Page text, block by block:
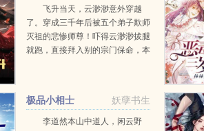
内卷飞升
飞升当天，云渺渺意外穿越
了。穿成三千年后被五个弟子欺师
灭祖的悲惨师尊！吓得云渺渺拔腿
就跑，直接拜入别的宗门保命，本
妖孽书生
极品小相士
李道然本山中道人，闲云野